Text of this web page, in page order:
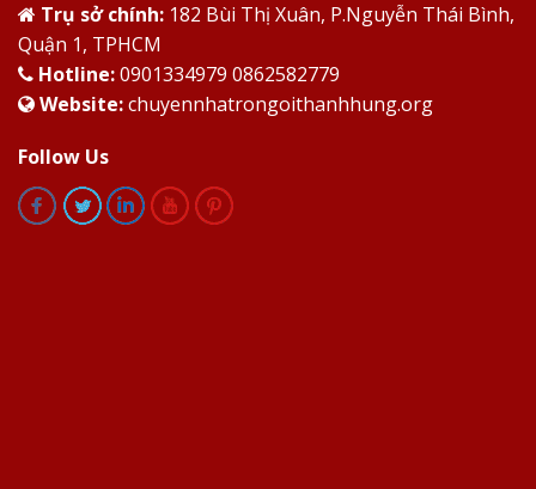
Trụ sở chính: 182 Bùi Thị Xuân, P.Nguyễn Thái Bình,
Quận 1, TPHCM
Hotline:0901334979 0862582779
Website:chuyennhatrongoithanhhung.org
Follow Us